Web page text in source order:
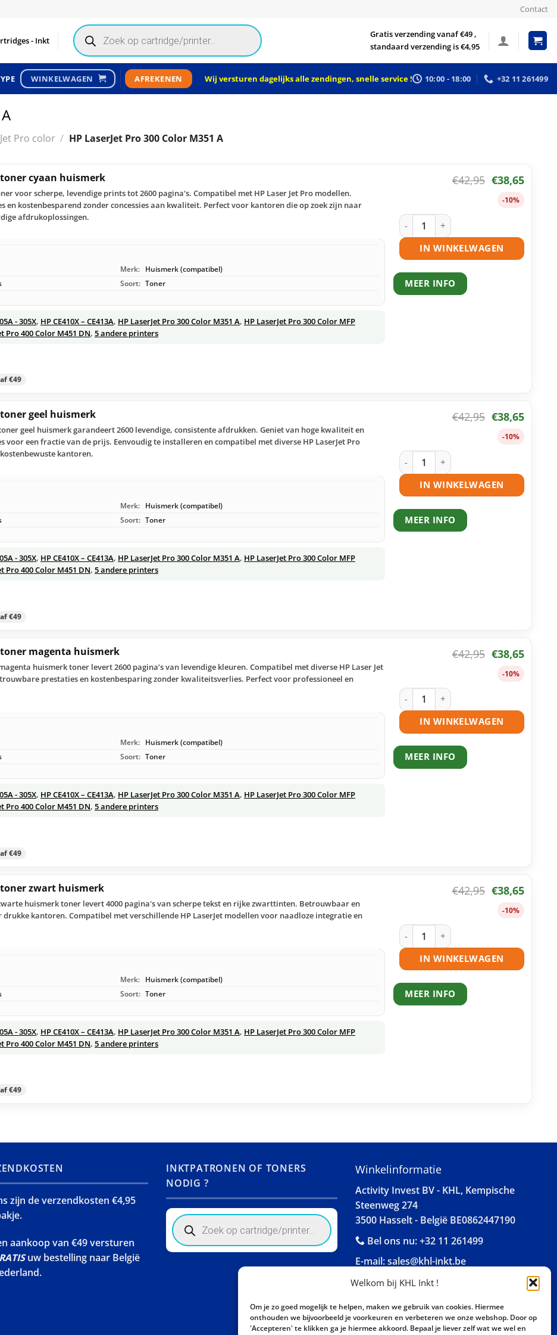
Welkom bij KHL Inkt !
Om je zo goed mogelijk te helpen, maken we gebruik van cookies. Hiermee
onthouden we bijvoorbeeld je voorkeuren en verbeteren we onze webshop. Door op
'Accepteren' te klikken ga je hiermee akkoord. Bepaal je liever zelf wat we wel en
Contact
- Inkt
Products
search
Gratis verzending vanaf €49 ,
standaard verzending is €4,95
WINKELWAGEN AFREKENEN Wij versturen dagelijks alle zendingen, snelle service ! 10:00 - 18:00 +32 11 261499
Pro color / HP LaserJet Pro 300 Color M351 A
toner cyaan huismerk
voor scherpe, levendige prints tot 2600 pagina's. Compatibel met HP Laser Jet Pro modellen.
en kostenbesparend zonder concessies aan kwaliteit. Perfect voor kantoren die op zoek zijn naar
afdrukoplossingen.
Merk: Huismerk (compatibel)
Soort: Toner
- 305X, HP CE410X – CE413A, HP LaserJet Pro 300 Color M351 A, HP LaserJet Pro 300 Color MFP
Pro 400 Color M451 DN, 5 andere printers
€49
€42,95 €38,65
-10%
HP 305A (CE411A) toner cyaan
IN WINKELWAGEN
MEER INFO
toner geel huismerk
toner geel huismerk garandeert 2600 levendige, consistente afdrukken. Geniet van hoge kwaliteit en
voor een fractie van de prijs. Eenvoudig te installeren en compatibel met diverse HP LaserJet Pro
kantoren.
Merk: Huismerk (compatibel)
Soort: Toner
- 305X, HP CE410X – CE413A, HP LaserJet Pro 300 Color M351 A, HP LaserJet Pro 300 Color MFP
Pro 400 Color M451 DN, 5 andere printers
€49
€42,95 €38,65
-10%
HP 305A (CE412A) toner geel
IN WINKELWAGEN
MEER INFO
toner magenta huismerk
magenta huismerk toner levert 2600 pagina’s van levendige kleuren. Compatibel met diverse HP Laser Jet
prestaties en kostenbesparing zonder kwaliteitsverlies. Perfect voor professioneel en
Merk: Huismerk (compatibel)
Soort: Toner
- 305X, HP CE410X – CE413A, HP LaserJet Pro 300 Color M351 A, HP LaserJet Pro 300 Color MFP
Pro 400 Color M451 DN, 5 andere printers
€49
€42,95 €38,65
-10%
HP 305A (CE413A) toner magenta
IN WINKELWAGEN
MEER INFO
toner zwart huismerk
zwarte huismerk toner levert 4000 pagina's van scherpe tekst en rijke zwarttinten. Betrouwbaar en
kantoren. Compatibel met verschillende HP LaserJet modellen voor naadloze integratie en
Merk: Huismerk (compatibel)
Soort: Toner
- 305X, HP CE410X – CE413A, HP LaserJet Pro 300 Color M351 A, HP LaserJet Pro 300 Color MFP
Pro 400 Color M451 DN, 5 andere printers
€49
€42,95 €38,65
-10%
HP 305X (CE410X) toner zwart
IN WINKELWAGEN
MEER INFO
zijn de verzendkosten €4,95
aankoop van €49 versturen
uw bestelling naar België
INKTPATRONEN OF TONERS
NODIG ?
Products
search
Winkelinformatie
Activity Invest BV - KHL, Kempische
Steenweg 274
3500 Hasselt - België BE0862447190
Bel ons nu:+32 11 261499
E-mail:sales@khl-inkt.be